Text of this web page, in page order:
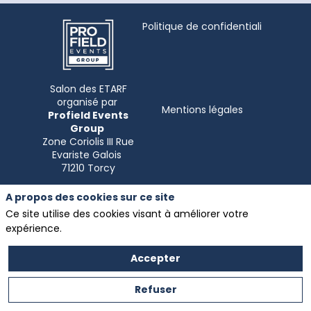
Salon des ETARF
organisé par
Profield Events
Group
Zone Coriolis III Rue
Evariste Galois
Politique de confidentialité
Mentions légales
A propos des cookies sur ce site
Ce site utilise des cookies visant à améliorer votre
expérience.
Accepter
Refuser